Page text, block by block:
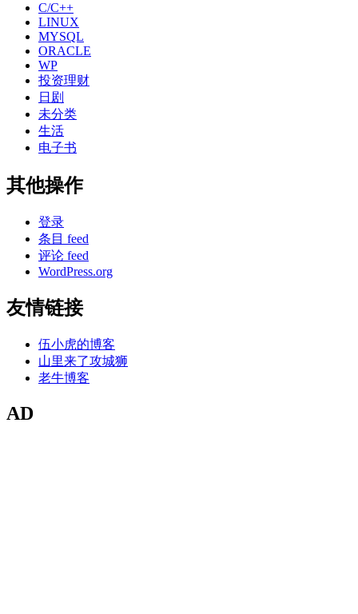
C/C++
LINUX
MYSQL
ORACLE
WP
投资理财
日剧
未分类
生活
电子书
其他操作
登录
条目 feed
评论 feed
WordPress.org
友情链接
伍小虎的博客
山里来了攻城狮
老牛博客
AD